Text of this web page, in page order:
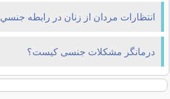
انتظارات مردان از زنان در رابطه جنسي
درمانگر مشکلات جنسی کیست؟